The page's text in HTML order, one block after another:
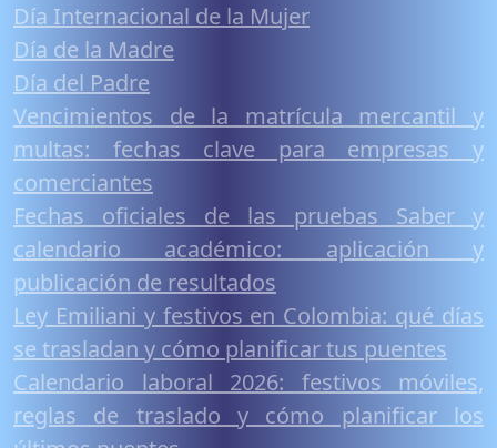
Día Internacional de la Mujer
Día de la Madre
Día del Padre
Vencimientos de la matrícula mercantil y
multas: fechas clave para empresas y
comerciantes
Fechas oficiales de las pruebas Saber y
calendario académico: aplicación y
publicación de resultados
Ley Emiliani y festivos en Colombia: qué días
se trasladan y cómo planificar tus puentes
Calendario laboral 2026: festivos móviles,
reglas de traslado y cómo planificar los